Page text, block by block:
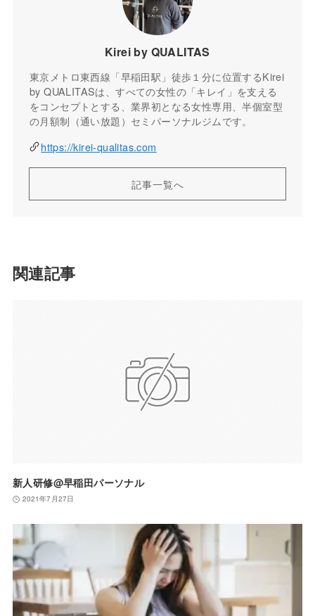
Kirei by QUALITAS
東京メトロ東西線「早稲田駅」徒歩１分に位置するKirei
by QUALITASは、すべての女性の「キレイ」を支える
をコンセプトとする、業界初となる女性専用、半個室型
の月額制（通い放題）セミパーソナルジムです。
https://kirei-qualitas.com
記事一覧へ
関連記事
新人研修@早稲田パーソナル
2021年7月27日